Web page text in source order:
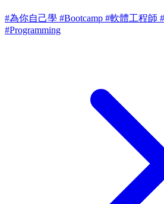
#為你自己學 #Bootcamp #軟體工程師
#Programming